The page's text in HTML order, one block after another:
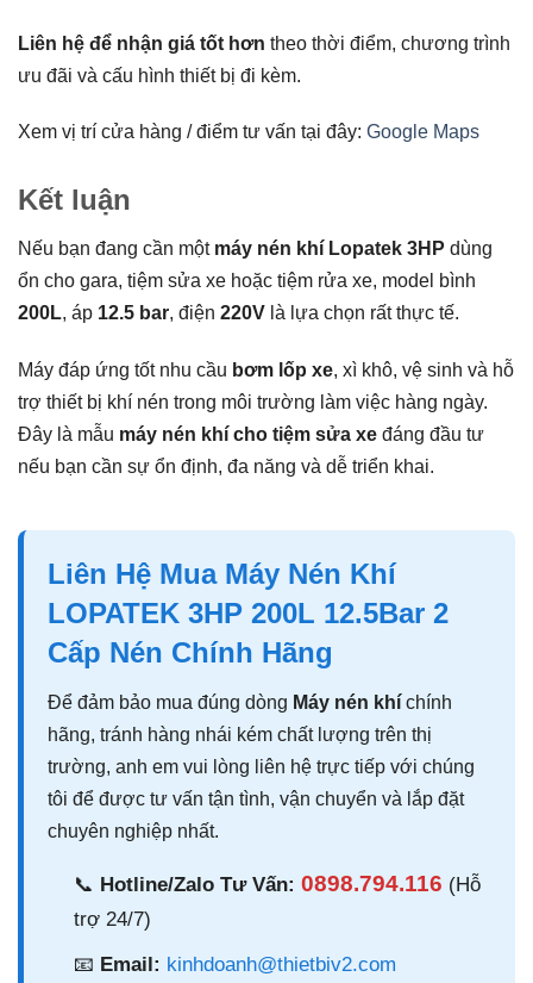
Liên hệ để nhận giá tốt hơn theo thời điểm, chương trình
ưu đãi và cấu hình thiết bị đi kèm.
Xem vị trí cửa hàng / điểm tư vấn tại đây: Google Maps
Kết luận
Nếu bạn đang cần một máy nén khí Lopatek 3HP dùng
ổn cho gara, tiệm sửa xe hoặc tiệm rửa xe, model bình
200L, áp 12.5 bar, điện 220V là lựa chọn rất thực tế.
Máy đáp ứng tốt nhu cầu bơm lốp xe, xì khô, vệ sinh và hỗ
trợ thiết bị khí nén trong môi trường làm việc hàng ngày.
Đây là mẫu máy nén khí cho tiệm sửa xe đáng đầu tư
nếu bạn cần sự ổn định, đa năng và dễ triển khai.
Liên Hệ Mua Máy Nén Khí
LOPATEK 3HP 200L 12.5Bar 2
Cấp Nén Chính Hãng
Để đảm bảo mua đúng dòng Máy nén khí chính
hãng, tránh hàng nhái kém chất lượng trên thị
trường, anh em vui lòng liên hệ trực tiếp với chúng
tôi để được tư vấn tận tình, vận chuyển và lắp đặt
chuyên nghiệp nhất.
📞 Hotline/Zalo Tư Vấn: 0898.794.116 (Hỗ
trợ 24/7)
📧 Email: kinhdoanh@thietbiv2.com